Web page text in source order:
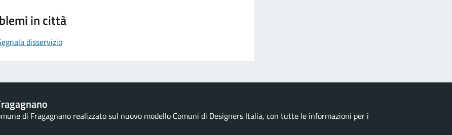
in città
disservizio
di Fragagnano realizzato sul nuovo modello Comuni di Designers Italia, con tutte le informazioni per i